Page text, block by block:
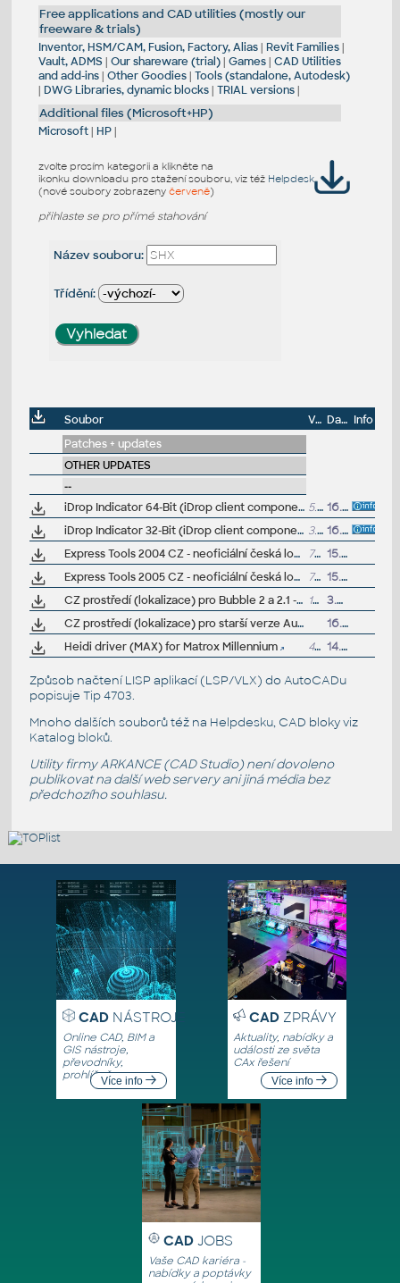
Free applications and CAD utilities (mostly our
freeware & trials)
Inventor, HSM/CAM, Fusion, Factory, Alias| Revit Families|
Vault, ADMS | Our shareware (trial)| Games| CAD Utilities
and add-ins| Other Goodies| Tools (standalone, Autodesk)
| DWG Libraries, dynamic blocks| TRIAL versions|
Additional files (Microsoft+HP)
Microsoft| HP|
zvolte prosím kategorii a klikněte na
ikonku downloadu pro stažení souboru, viz též Helpdesk
(nové soubory zobrazeny červeně)
přihlaste se pro přímé stahování
Název souboru:
Třídění:
Soubor Velikost Datum Info
Patches + updates
OTHER UPDATES
--
iDrop Indicator 64-Bit (iDrop client component for MSIE, x64) 5.5MB
16.7.2007
iDrop Indicator 32-Bit (iDrop client component for MSIE, x86)
3.8MB
16.7.2007
Express Tools 2004 CZ - neoficiální česká lokalizace ET2004 pro AutoCAD 2004
770kB
15.7.2007
Express Tools 2005 CZ - neoficiální česká lokalizace ET2005 pro AutoCAD 2005
786kB
15.7.2007
CZ prostředí (lokalizace) pro Bubble 2 a 2.1 - viz www.bubblecad.com
148kB
3.6.2003
CZ prostředí (lokalizace) pro starší verze AutoSketch,Actrix,LT2000,CADoverlay (nutné autorizační kódy)
16.5.2000
Heidi driver (MAX) for Matrox Millennium
470kB 14.8.1997
Způsob načtení LISP aplikací (LSP/VLX) do AutoCADu
popisuje Tip 4703.
Mnoho dalších souborů též na Helpdesku, CAD bloky viz
Katalog bloků.
Utility firmy ARKANCE (CAD Studio) není dovoleno
publikovat na další web servery ani jiná média bez
předchozího souhlasu.
CADNÁSTROJE
Online CAD, BIM a
GIS nástroje,
převodníky,
prohlížečeVíce info
CADZPRÁVY
Aktuality, nabídky a
události ze světa
CAx řešení
Více info
CAD JOBS
Vaše CAD kariéra -
nabídky a poptávky